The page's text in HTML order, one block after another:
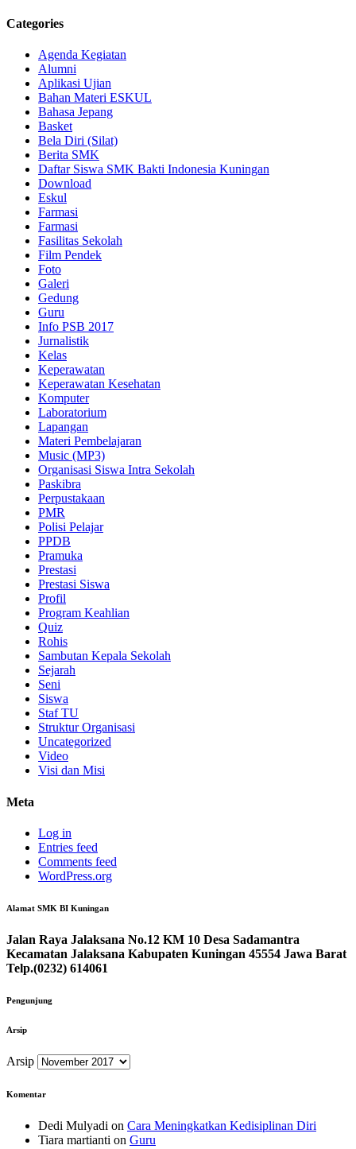
Categories
Agenda Kegiatan
Alumni
Aplikasi Ujian
Bahan Materi ESKUL
Bahasa Jepang
Basket
Bela Diri (Silat)
Berita SMK
Daftar Siswa SMK Bakti Indonesia Kuningan
Download
Eskul
Farmasi
Farmasi
Fasilitas Sekolah
Film Pendek
Foto
Galeri
Gedung
Guru
Info PSB 2017
Jurnalistik
Kelas
Keperawatan
Keperawatan Kesehatan
Komputer
Laboratorium
Lapangan
Materi Pembelajaran
Music (MP3)
Organisasi Siswa Intra Sekolah
Paskibra
Perpustakaan
PMR
Polisi Pelajar
PPDB
Pramuka
Prestasi
Prestasi Siswa
Profil
Program Keahlian
Quiz
Rohis
Sambutan Kepala Sekolah
Sejarah
Seni
Siswa
Staf TU
Struktur Organisasi
Uncategorized
Video
Visi dan Misi
Meta
Log in
Entries feed
Comments feed
WordPress.org
Alamat SMK BI Kuningan
Jalan Raya Jalaksana No.12 KM 10 Desa Sadamantra
Kecamatan Jalaksana Kabupaten Kuningan 45554 Jawa Barat
Telp.(0232) 614061
Pengunjung
Arsip
Arsip
Komentar
Dedi Mulyadi on Cara Meningkatkan Kedisiplinan Diri
Tiara martianti on Guru